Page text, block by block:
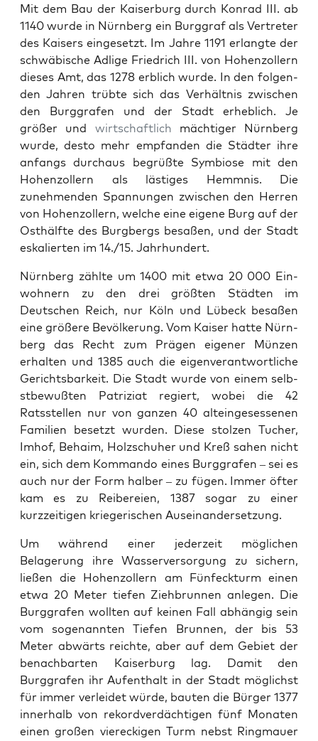
Mit dem Bau der Kaiser­burg durch Kon­rad III. ab
1140 wurde in Nürn­berg ein Burggraf als Vertreter
des Kaisers einge­set­zt. Im Jahre 1191 erlangte der
schwäbis­che Adlige Friedrich III. von Hohen­zollern
dieses Amt, das 1278 erblich wurde. In den fol­gen­
den Jahren trübte sich das Ver­hält­nis zwis­chen
den Burggrafen und der Stadt erhe­blich. Je
größer und wirtschaftlich mächtiger Nürn­berg
wurde, desto mehr emp­fan­den die Städter ihre
anfangs dur­chaus begrüßte Sym­biose mit den
Hohen­zollern als lästiges Hemm­nis. Die
zunehmenden Span­nun­gen zwis­chen den Her­ren
von Hohen­zollern, welche eine eigene Burg auf der
Osthälfte des Burg­bergs besaßen, und der Stadt
eskalierten im 14./15. Jahrhun­dert.
Nürn­berg zählte um 1400 mit etwa 20 000 Ein­
wohn­ern zu den drei größten Städten im
Deutschen Reich, nur Köln und Lübeck besaßen
eine größere Bevölkerung. Vom Kaiser hat­te Nürn­
berg das Recht zum Prä­gen eigen­er Münzen
erhal­ten und 1385 auch die eigen­ver­ant­wortliche
Gerichts­barkeit. Die Stadt wurde von einem selb­
st­be­wußten Patriziat regiert, wobei die 42
Ratsstellen nur von ganzen 40 alteinge­sesse­nen
Fam­i­lien beset­zt wur­den. Diese stolzen Tuch­er,
Imhof, Behaim, Holzschuher und Kreß sahen nicht
ein, sich dem Kom­man­do eines Burggrafen – sei es
auch nur der Form hal­ber – zu fügen. Immer öfter
kam es zu Reibereien, 1387 sog­ar zu ein­er
kurzzeit­i­gen kriegerischen Auseinan­der­set­zung.
Um während ein­er jed­erzeit möglichen
Belagerung ihre Wasserver­sorgung zu sich­ern,
ließen die Hohen­zollern am Fün­feck­turm einen
etwa 20 Meter tiefen Ziehbrun­nen anle­gen. Die
Burggrafen woll­ten auf keinen Fall abhängig sein
vom soge­nan­nten Tiefen Brun­nen, der bis 53
Meter abwärts reichte, aber auf dem Gebi­et der
benach­barten Kaiser­burg lag. Damit den
Burggrafen ihr Aufen­thalt in der Stadt möglichst
für immer ver­lei­det würde, baut­en die Bürg­er 1377
inner­halb von reko­rd­verdächti­gen fünf Monat­en
einen großen viereck­i­gen Turm neb­st Ring­mauer